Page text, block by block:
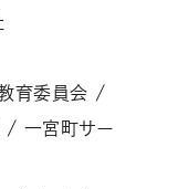
育委員会 /
/ 一宮町サー